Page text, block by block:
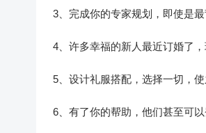
3、完成你的专家规划，即使是
4、许多幸福的新人最近订婚了
5、设计礼服搭配，选择一切，
6、有了你的帮助，他们甚至可以